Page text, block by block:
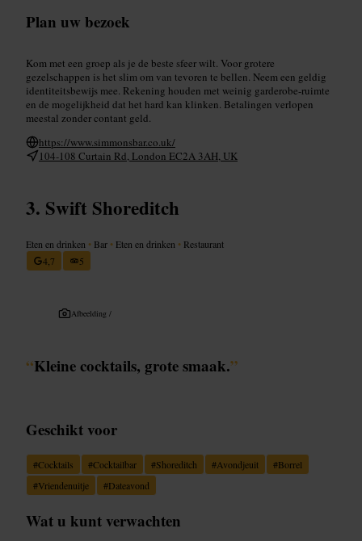
Plan uw bezoek
Kom met een groep als je de beste sfeer wilt. Voor grotere
gezelschappen is het slim om van tevoren te bellen. Neem een geldig
identiteitsbewijs mee. Rekening houden met weinig garderobe-ruimte
en de mogelijkheid dat het hard kan klinken. Betalingen verlopen
meestal zonder contant geld.
https://www.simmonsbar.co.uk/
104-108 Curtain Rd, London EC2A 3AH, UK
Swift Shoreditch
Eten en drinken • Bar • Eten en drinken • Restaurant
4,7
5
Afbeelding /
“Kleine cocktails, grote smaak.”
Geschikt voor
#Cocktails #Cocktailbar #Shoreditch #Avondjeuit #Borrel
#Vriendenuitje #Dateavond
Wat u kunt verwachten